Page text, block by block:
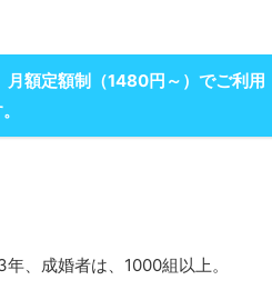
額定額制（1480円～）でご利用
、成婚者は、1000組以上。